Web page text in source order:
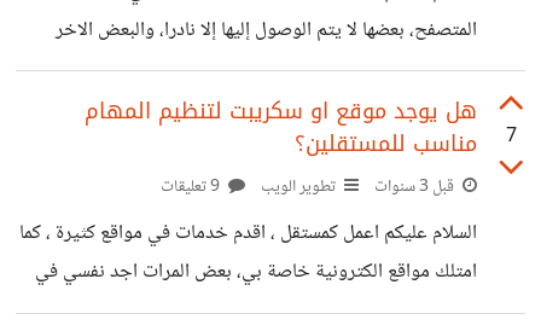
المتصفح، بعضها لا يتم الوصول إليها إلا نادرا، والبعض الاخر
ننسى مكانه. هل توجد طريقة سهلة لادارة الروابط المفضله
بسهولة وبساطة؟
7
هل يوجد موقع او سكريبت لتنظيم المهام
مناسب للمستقلين؟
قبل 3 سنوات تطوير الويب
السلام عليكم اعمل كمستقل ، اقدم خدمات في مواقع كثيرة ، كما
امتلك مواقع الكترونية خاصة بي، بعض المرات اجد نفسي في
فوضى لا استطيع التحكم فيها ، فيقل أدائي. فكرت في تطبيق